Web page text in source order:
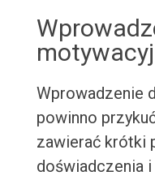
Wprowadzenie
powinno
zawierać krótki
doświadczenia